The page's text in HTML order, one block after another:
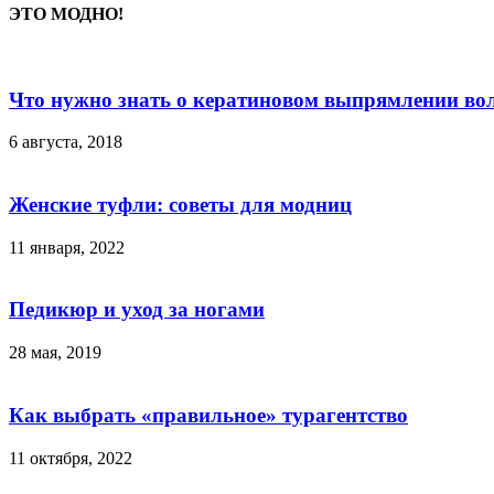
ЭТО МОДНО!
Что нужно знать о кератиновом выпрямлении
6 августа, 2018
Женские туфли: советы для модниц
11 января, 2022
Педикюр и уход за ногами
28 мая, 2019
Как выбрать «правильное» турагентство
11 октября, 2022